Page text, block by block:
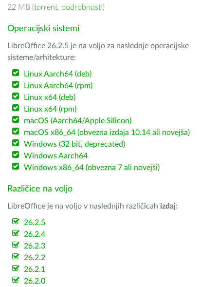
22 MB (torrent, podrobnosti)
Operacijski sistemi
LibreOffice 26.2.5 je na voljo za naslednje operacijske
sisteme/arhitekture:
Linux Aarch64 (deb)
Linux Aarch64 (rpm)
Linux x64 (deb)
Linux x64 (rpm)
macOS (Aarch64/Apple Silicon)
macOS x86_64 (obvezna izdaja 10.14 ali novejša)
Windows (32 bit, deprecated)
Windows Aarch64
Windows x86_64 (obvezna 7 ali novejši)
Različice na voljo
LibreOffice je na voljo v naslednjih različicah izdaj:
26.2.5
26.2.4
26.2.3
26.2.2
26.2.1
26.2.0